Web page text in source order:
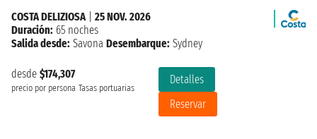
desde $174,307
precio por persona Tasas portuarias
Detalles
Reservar
COSTA DELIZIOSA| 25 NOV. 2026
Duración: 65 noches
Salida desde: Savona Desembarque: Sydney